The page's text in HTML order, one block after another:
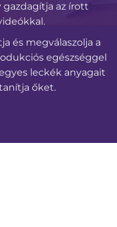
az írott
és megválaszolja a
egészséggel
leckék anyagait
őket.